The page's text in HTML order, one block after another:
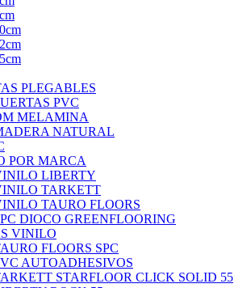
PLEGABLES
PVC
MELAMINA
NATURAL
POR MARCA
LIBERTY
TARKETT
TAURO FLOORS
DIOCO GREENFLOORING
VINILO
FLOORS SPC
AUTOADHESIVOS
STARFLOOR CLICK SOLID 55